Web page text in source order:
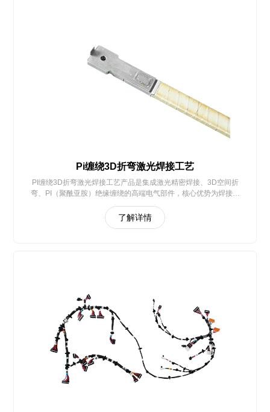
Pi缠绕3D折弯激光焊接工艺
PI缠绕3D折弯激光焊接工艺产品是集成激光精密焊接、3D空间折
弯、PI（聚酰亚胺）绝缘缠绕的高端电气部件，核心优势为焊接可
靠、绝缘耐极端环境、折弯精准适配复杂空间
了解详情